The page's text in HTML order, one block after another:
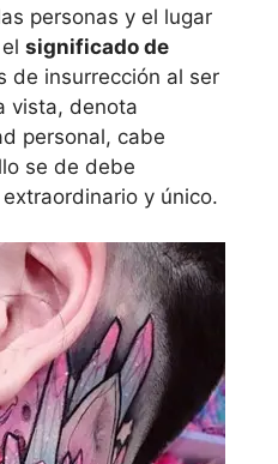
personas y el lugar
significado de
de insurrección al ser
vista, denota
personal, cabe
se de debe
y único.